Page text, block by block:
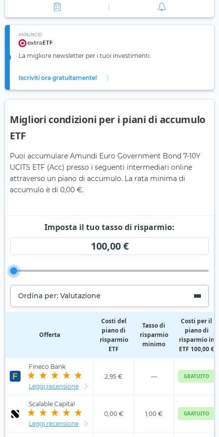
ANNUNCIO
La migliore newsletter per i tuoi investimenti.
Iscriviti ora gratuitamente!
Migliori condizioni per i piani di accumulo
ETF
Puoi accumulare Amundi Euro Government Bond 7-10Y
UCITS ETF (Acc) presso i seguenti intermediari online
attraverso un piano di accumulo. La rata minima di
accumulo è di 0,00 €.
Imposta il tuo tasso di risparmio:
100,00 €
Ordina per: Valutazione
Offerta
Costi del
piano di
risparmio
ETF
Tasso di
risparmio
minimo
Costi per il
piano di
risparmio in
ETF 100,00 €
Fineco Bank
Leggi recensione
2,95 € — GRATUITO
Scalable Capital
Leggi recensione
0,00 € 1,00 € GRATUITO